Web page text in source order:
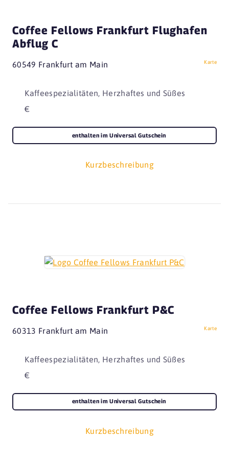
Coffee Fellows Frankfurt Flughafen
Abflug C
60549 Frankfurt am Main Karte
Kaffeespezialitäten, Herzhaftes und Süßes
€
Kurzbeschreibung
enthalten im Universal Gutschein
Coffee Fellows Frankfurt P&C
60313 Frankfurt am Main Karte
Kaffeespezialitäten, Herzhaftes und Süßes
€
Kurzbeschreibung
enthalten im Universal Gutschein